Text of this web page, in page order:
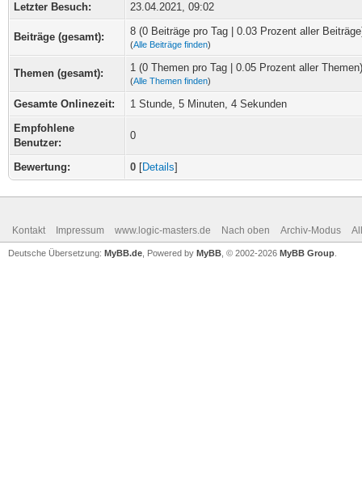
Letzter Besuch:
23.04.2021, 09:02
Beiträge (gesamt): 8 (0 Beiträge pro Tag | 0.03 Prozent aller
(Alle Beiträge finden)
Themen (gesamt): 1 (0 Themen pro Tag | 0.05 Prozent aller Themen)
(Alle Themen finden)
Gesamte Onlinezeit:
1 Stunde, 5 Minuten, 4 Sekunden
Empfohlene
Benutzer:
0
Bewertung: 0 [Details]
Kontakt Impressum www.logic-masters.de Nach oben Archiv-Modus
Deutsche Übersetzung: MyBB.de , Powered by MyBB , © 2002-2026 MyBB Group